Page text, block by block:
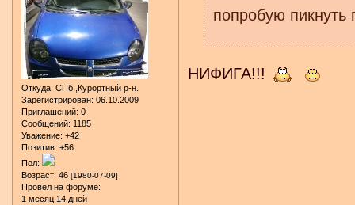
Откуда: СПб.,Курортный р-н.
Зарегистрирован: 06.10.2009
Приглашений: 0
Сообщений: 1185
Уважение: +42
Позитив: +56
Пол:
Возраст: 46 [1980-07-09]
Провел на форуме:
1 месяц 14 дней
попробую пикнуть
НИФИГА!!!